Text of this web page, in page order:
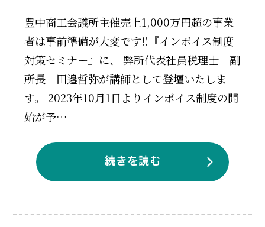
豊中商工会議所主催売上1,000万円超の事業
者は事前準備が大変です!!『インボイス制度
対策セミナー』に、 弊所代表社員税理士 副
所長 田邉哲弥が講師として登壇いたしま
す。 2023年10月1日よりインボイス制度の開
始が予…
続きを読む